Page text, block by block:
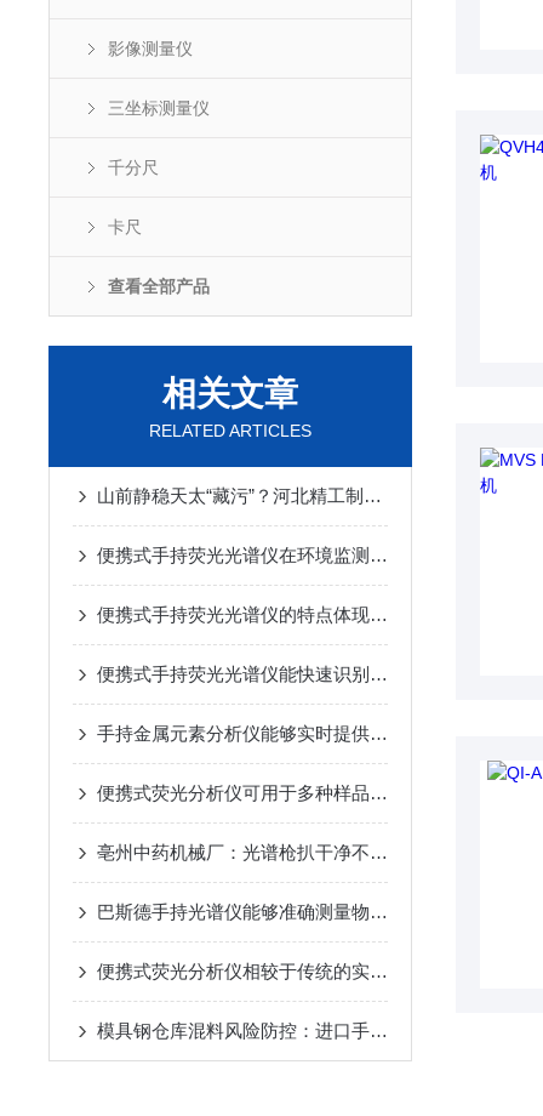
影像测量仪
三坐标测量仪
千分尺
卡尺
查看全部产品
相关文章
RELATED ARTICLES
山前静稳天太“藏污”？河北精工制造靠光谱仪破解积尘老化难题
便携式手持荧光光谱仪在环境监测方面的作用
便携式手持荧光光谱仪的特点体现在哪些方面？
便携式手持荧光光谱仪能快速识别和分类不同种类的金属合金
手持金属元素分析仪能够实时提供分析结果
便携式荧光分析仪可用于多种样品类型的分析
亳州中药机械厂：光谱枪扒干净不锈钢药机的“材质猫腻”
巴斯德手持光谱仪能够准确测量物质的光谱特性
便携式荧光分析仪相较于传统的实验室分析仪器有哪些优势？
模具钢仓库混料风险防控：进口手持XRF对H13与Cr12MoV的快速甄别